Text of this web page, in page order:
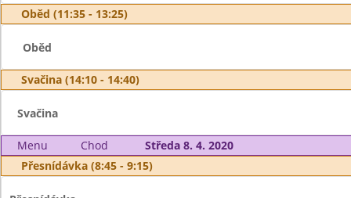
Oběd (11:35 - 13:25)
Oběd
Svačina (14:10 - 14:40)
Svačina
Menu Chod
Středa 8. 4. 2020
Přesnídávka (8:45 - 9:15)